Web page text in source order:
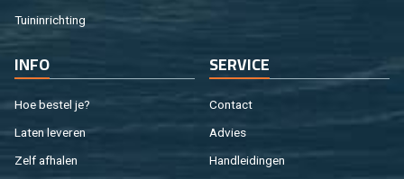
Tuin­in­rich­ting
INFO
Hoe be­stel je?
Laten le­ve­ren
Zelf af­ha­len
SER­VI­CE
Con­tact
Ad­vies
Hand­lei­din­gen